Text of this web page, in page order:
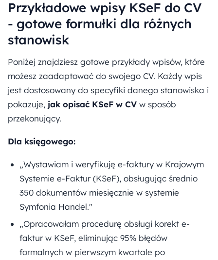
Przykładowe wpisy KSeF do CV
- gotowe formułki dla różnych
stanowisk
Poniżej znajdziesz gotowe przykłady wpisów, które
możesz zaadaptować do swojego CV. Każdy wpis
jest dostosowany do specyfiki danego stanowiska i
pokazuje, jak opisać KSeF w CV w sposób
przekonujący.
Dla księgowego:
„Wystawiam i weryfikuję e-faktury w Krajowym
Systemie e-Faktur (KSeF), obsługując średnio
350 dokumentów miesięcznie w systemie
Symfonia Handel."
„Opracowałam procedurę obsługi korekt e-
faktur w KSeF, eliminując 95% błędów
formalnych w pierwszym kwartale po